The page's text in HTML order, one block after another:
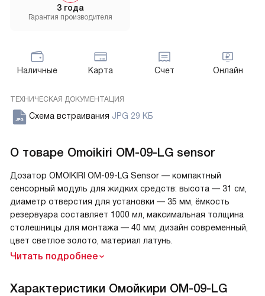
3 года
Гарантия производителя
Наличные Карта Счет Онлайн
ТЕХНИЧЕСКАЯ ДОКУМЕНТАЦИЯ
Схема встраивания JPG 29 КБ
О товаре Omoikiri OM-09-LG sensor
Дозатор OMOIKIRI OM-09-LG Sensor — компактный
сенсорный модуль для жидких средств: высота — 31 см,
диаметр отверстия для установки — 35 мм, ёмкость
резервуара составляет 1000 мл, максимальная толщина
столешницы для монтажа — 40 мм; дизайн современный,
цвет светлое золото, материал латунь.
Читать подробнее
Характеристики Омойкири OM-09-LG